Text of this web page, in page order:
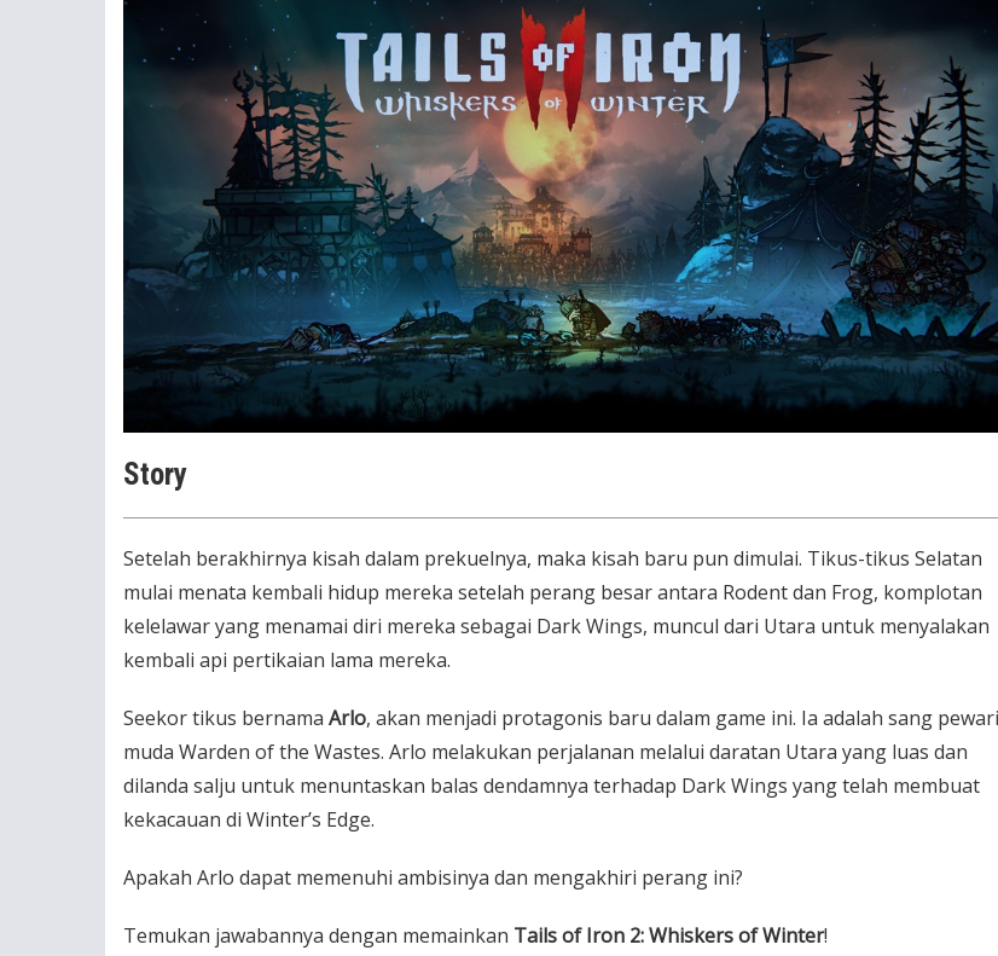
Story
Setelah berakhirnya kisah dalam prekuelnya, maka kisah baru pun dimulai. Tikus-tikus Selatan
mulai menata kembali hidup mereka setelah perang besar antara Rodent dan Frog, komplotan
kelelawar yang menamai diri mereka sebagai Dark Wings, muncul dari Utara untuk menyalakan
kembali api pertikaian lama mereka.
Seekor tikus bernama Arlo, akan menjadi protagonis baru dalam game ini. Ia adalah sang
muda Warden of the Wastes. Arlo melakukan perjalanan melalui daratan Utara yang luas dan
dilanda salju untuk menuntaskan balas dendamnya terhadap Dark Wings yang telah membuat
kekacauan di Winter’s Edge.
Apakah Arlo dapat memenuhi ambisinya dan mengakhiri perang ini?
Temukan jawabannya dengan memainkan Tails of Iron 2: Whiskers of Winter!